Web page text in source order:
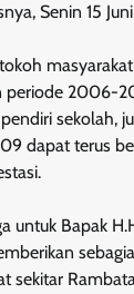
Senin 15
periode 2006-
sekolah,
dapat terus
untuk Bapak
sekitar